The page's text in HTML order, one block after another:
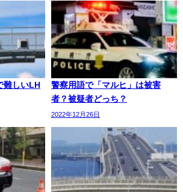
難しいLH
警察用語で「マルヒ」は被害
者？被疑者どっち？
2022年12月26日